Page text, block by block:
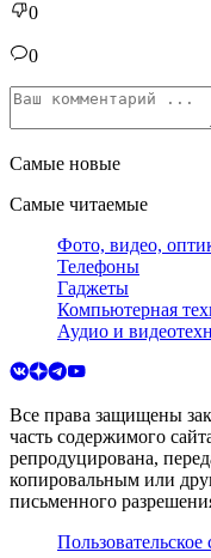
0
0
Самые новые
Самые читаемые
Фото, видео,
Телефоны
Гаджеты
Компьютерная
Аудио и
Все права защищены
часть содержимого
репродуцирована,
копировальным или
письменного
Пользовательское